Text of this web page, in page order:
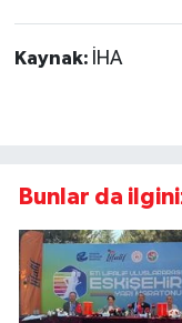
Kaynak: İHA
Bunlar da